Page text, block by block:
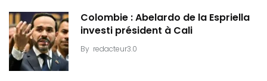
Colombie : Abelardo de la Espriella
investi président à Cali
By redacteur3.0